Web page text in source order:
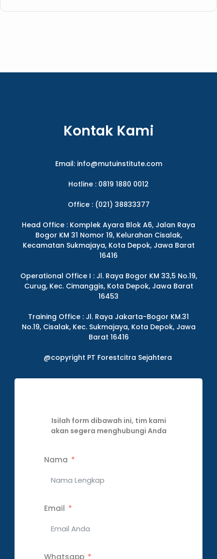
Kontak Kami
Email: info@mutuinstitute.com
Hotline : 0819 1880 0012
Office : (021) 38833377
Head Office : Komplek Ayara Blok A6, Jalan Raya
Bogor KM 31 Nomor 19, Kelurahan Cisalak,
Kecamatan Sukmajaya, Kota Depok, Jawa Barat
16416
Operational Office I : Jl. Raya Bogor KM 33,5 No.19,
Curug, Kec. Cimanggis, Kota Depok, Jawa Barat
16453
Training Office : Jl. Raya Jakarta-Bogor KM.31
No.19, Cisalak, Kec. Sukmajaya, Kota Depok, Jawa
Barat 16416
@copyright PT Forestcitra Sejahtera
Isilah form dibawah ini, tim kami
akan segera menghubungi Anda
Nama
Email
Whatsapp